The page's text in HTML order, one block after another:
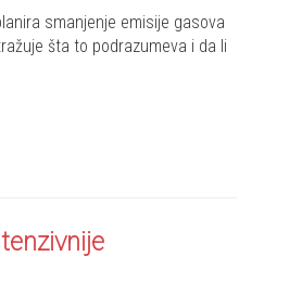
smanjenje emisije gasova
šta to podrazumeva i da li